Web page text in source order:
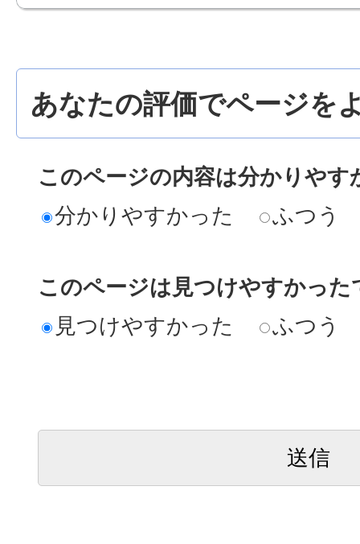
あなたの評価でページを
このページの内容は分かりやす
分かりやすかった
ふつう
このページは見つけやすかった
見つけやすかった
ふつう